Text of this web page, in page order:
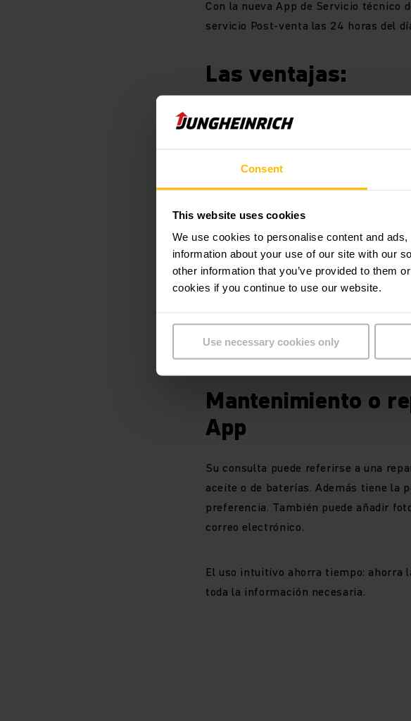
Consent
This website uses cookies
We use cookies to personalise content and
information about your use of our site with our
other information that you’ve provided to them
cookies if you continue to use our website.
Use necessary cookies only
Con la nueva App de Servicio técnico
servicio Post-venta las 24 horas del
Las ventajas:
Ahorro de tiempo
Funciones flexibles e intuitivas
Manipulación rápida y nada
Así funciona:
Versión web
Mantenimiento o
App
Su consulta puede referirse a una
aceite o de baterías. Además tiene la
preferencia. También puede añadir
correo electrónico.
El uso intuitivo ahorra tiempo: ahorra
toda la información necesaria.